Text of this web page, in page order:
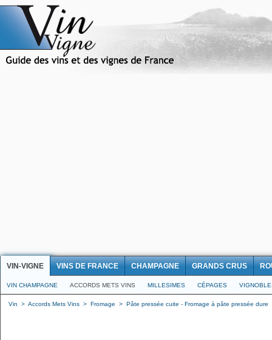
VIN-VIGNE VINS DE FRANCE CHAMPAGNE GRANDS CRUS
VIN CHAMPAGNE ACCORDS METS VINS MILLESIMES CÉPAGES
Vin > Accords Mets Vins > Fromage > Pâte pressée cuite - Fromage à pâte pressée dure